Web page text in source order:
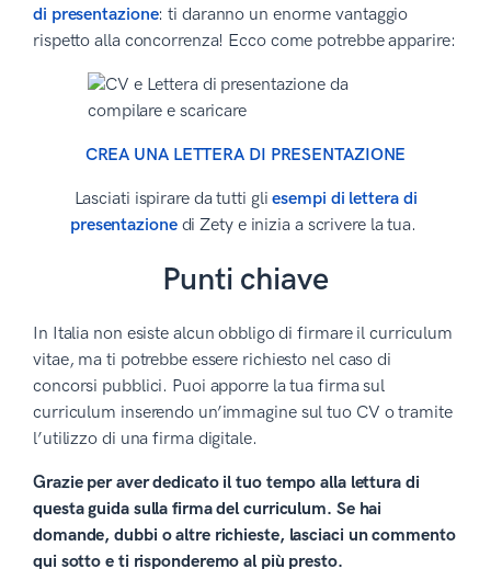
di presentazione: ti daranno un enorme vantaggio
rispetto alla concorrenza! Ecco come potrebbe apparire:
CREA UNA LETTERA DI PRESENTAZIONE
Lasciati ispirare da tutti gliesempi di lettera di
presentazionedi Zety e inizia a scrivere la tua.
Punti chiave
In Italia non esiste alcun obbligo di firmare il curriculum
vitae, ma ti potrebbe essere richiesto nel caso di
concorsi pubblici. Puoi apporre la tua firma sul
curriculum inserendo un’immagine sul tuo CV o tramite
l’utilizzo di una firma digitale.
Grazie per aver dedicato il tuo tempo alla lettura di
questa guida sulla firma del curriculum. Se hai
domande, dubbi o altre richieste, lasciaci un commento
qui sotto e ti risponderemo al più presto.